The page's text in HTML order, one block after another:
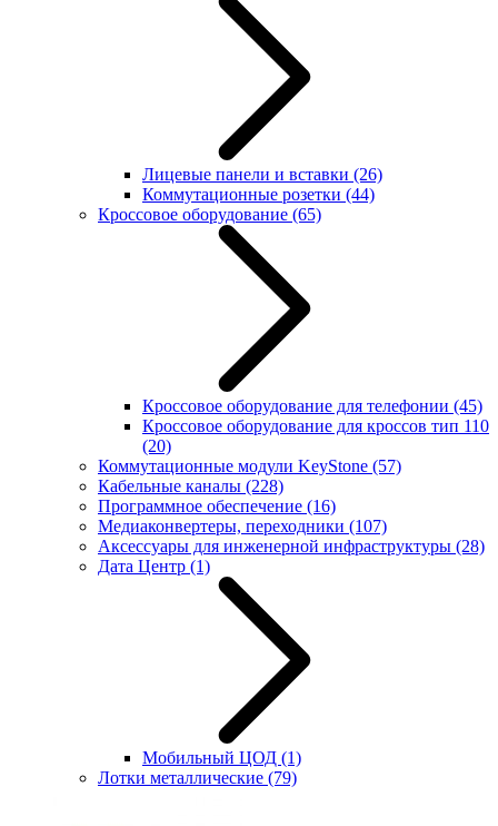
Лицевые панели и вставки (26)
Коммутационные розетки (44)
Кроссовое оборудование (65)
Кроссовое оборудование для телефонии (45)
Кроссовое оборудование для кроссов тип 110
(20)
Коммутационные модули KeyStone (57)
Кабельные каналы (228)
Программное обеспечение (16)
Медиаконвертеры, переходники (107)
Аксессуары для инженерной инфраструктуры (28)
Дата Центр (1)
Мобильный ЦОД (1)
Лотки металлические (79)